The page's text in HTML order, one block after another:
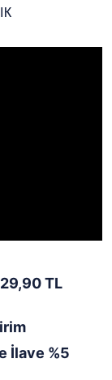
TL
İlave %5